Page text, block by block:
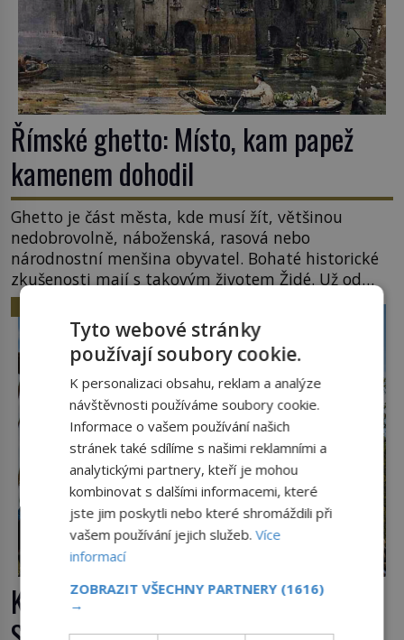
Římské ghetto: Místo, kam papež
kamenem dohodil
Ghetto je část města, kde musí žít, většinou
nedobrovolně, náboženská, rasová nebo
národnostní menšina obyvatel. Bohaté historické
zkušenosti mají s takovým životem Židé. Už od
středověku jsou totiž v každou chvíli nuceni v
nějakém žít. Mezi ty nejslavnější patří i římské
ghetto založené v roce 1555. Pokud jde o vztah
k Židům, nemá se Řím čím chlubit. […]
Kočky padající z věže v Ypres:
Tyto webové stránky
používají soubory cookie.
K personalizaci obsahu, reklam a analýze
návštěvnosti používáme soubory cookie.
Informace o vašem používání našich
stránek také sdílíme s našimi reklamními a
analytickými partnery, kteří je mohou
kombinovat s dalšími informacemi, které
jste jim poskytli nebo které shromáždili při
vašem používání jejich služeb.Více
informací
ZOBRAZIT VŠECHNY PARTNERY (1616)
→